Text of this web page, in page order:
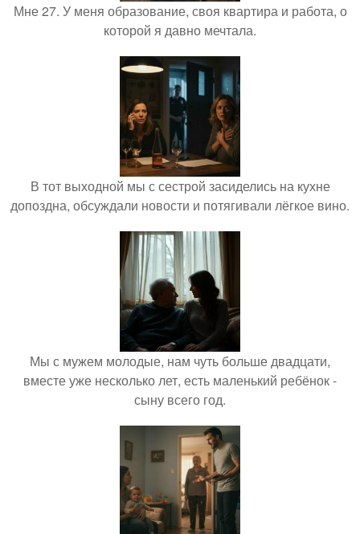
Мне 27. У меня образование, своя квартира и работа, о
которой я давно мечтала.
В тот выходной мы с сестрой засиделись на кухне
допоздна, обсуждали новости и потягивали лёгкое вино.
Мы с мужем молодые, нам чуть больше двадцати,
вместе уже несколько лет, есть маленький ребёнок -
сыну всего год.